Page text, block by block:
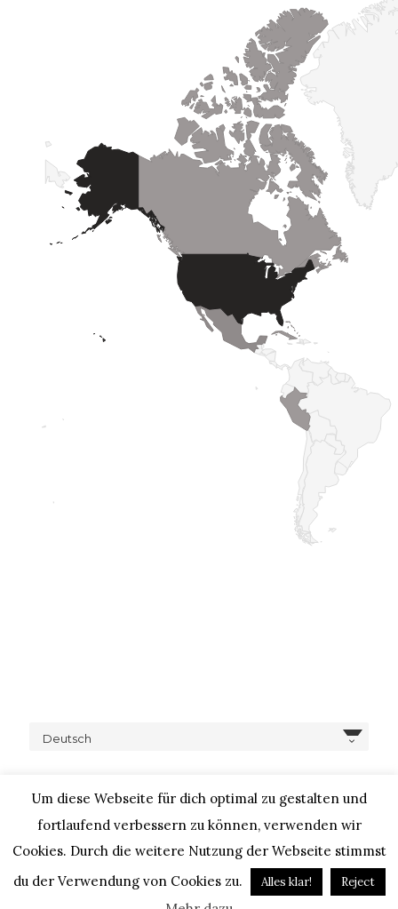
Deutsch
COPYRIGHT © 2020 – IHEARTALICE.COM / TRAVEL,
LIFESTYLE, FOOD & FASHIONBLOG BY ALICE M. HUYNH / ALL
RIGHTS RESERVED / DESIGN BY BLOGGER-BERATUNG
Um diese Webseite für dich optimal zu gestalten und
fortlaufend verbessern zu können, verwenden wir
Cookies. Durch die weitere Nutzung der Webseite stimmst
du der Verwendung von Cookies zu.
Alles klar! Reject